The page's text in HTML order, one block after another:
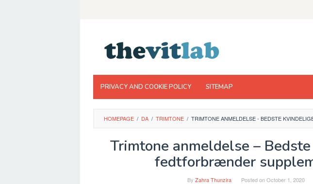
PRIVACY AND COOKIE POLICY SITEMAP
HOMEPAGE / DA / TRIMTONE / TRIMTONE ANMELDELSE - BEDSTE
Trimtone anmeldelse –
fedtforbrænder
By Zahra Thunzira Posted onOctober 1, 2020